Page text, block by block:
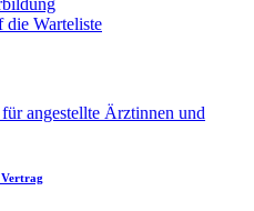
die Warteliste
angestellte Ärztinnen und